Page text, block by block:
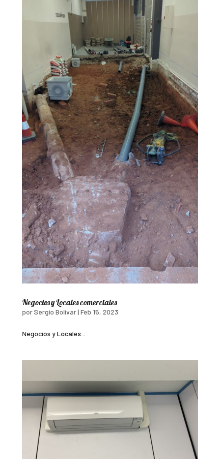
Negocios y Locales comerciales
porSergio Bolívar| Feb 15, 2023
Negocios y Locales...